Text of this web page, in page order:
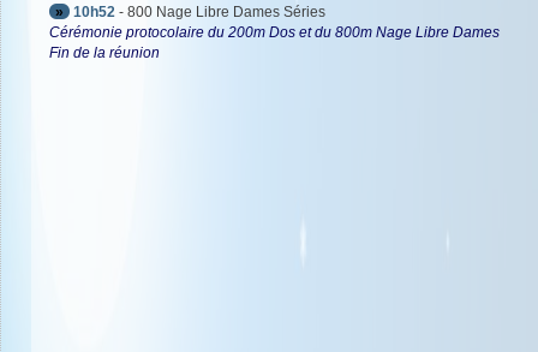
»
10h52 - 800 Nage Libre Dames Séries
Cérémonie protocolaire du 200m Dos et du 800m Nage Libre Dames
Fin de la réunion